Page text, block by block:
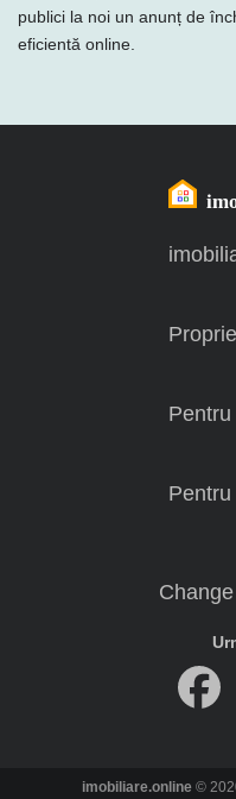
publici la noi un anunț de
eficientă online.
imobiliare.online ©